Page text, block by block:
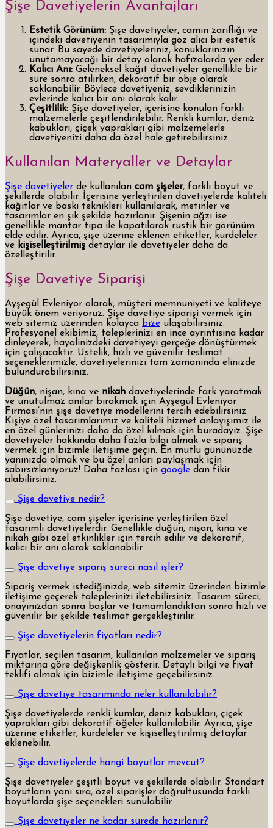
Şişe Davetiyelerin Avantajları
Estetik Görünüm: Şişe davetiyeler, camın zarifliği ve
içindeki davetiyenin tasarımıyla göz alıcı bir estetik
sunar. Bu sayede davetiyeleriniz, konuklarınızın
unutamayacağı bir detay olarak hafızalarda yer eder.
Kalıcı Anı: Geleneksel kağıt davetiyeler genellikle bir
süre sonra atılırken, dekoratif bir obje olarak
saklanabilir. Böylece davetiyeniz, sevdiklerinizin
evlerinde kalıcı bir anı olarak kalır.
Çeşitlilik: Şişe davetiyeler, içerisine konulan farklı
malzemelerle çeşitlendirilebilir. Renkli kumlar, deniz
kabukları, çiçek yaprakları gibi malzemelerle
davetiyenizi daha da özel hale getirebilirsiniz.
Kullanılan Materyaller ve Detaylar
Şişe davetiyeler de kullanılan cam şişeler, farklı boyut ve
şekillerde olabilir. İçerisine yerleştirilen davetiyelerde kaliteli
kağıtlar ve baskı teknikleri kullanılarak, metinler ve
tasarımlar en şık şekilde hazırlanır. Şişenin ağzı ise
genellikle mantar tıpa ile kapatılarak rustik bir görünüm
elde edilir. Ayrıca, şişe üzerine eklenen etiketler, kurdeleler
ve kişiselleştirilmiş detaylar ile davetiyeler daha da
özelleştirilir.
Şişe Davetiye Siparişi
Ayşegül Evleniyor olarak, müşteri memnuniyeti ve kaliteye
büyük önem veriyoruz. Şişe davetiye siparişi vermek için
web sitemiz üzerinden kolayca bize ulaşabilirsiniz.
Profesyonel ekibimiz, taleplerinizi en ince ayrıntısına kadar
dinleyerek, hayalinizdeki davetiyeyi gerçeğe dönüştürmek
için çalışacaktır. Üstelik, hızlı ve güvenilir teslimat
seçeneklerimizle, davetiyelerinizi tam zamanında elinizde
bulundurabilirsiniz.
Düğün, nişan, kına ve nikah davetiyelerinde fark yaratmak
ve unutulmaz anılar bırakmak için Ayşegül Evleniyor
Firması’nın şişe davetiye modellerini tercih edebilirsiniz.
Kişiye özel tasarımlarımız ve kaliteli hizmet anlayışımız ile
en özel günlerinizi daha da özel kılmak için buradayız. Şişe
davetiyeler hakkında daha fazla bilgi almak ve sipariş
vermek için bizimle iletişime geçin. En mutlu gününüzde
yanınızda olmak ve bu özel anları paylaşmak için
sabırsızlanıyoruz! Daha fazlası için google dan fikir
alabilirsiniz.
Şişe davetiye nedir?
Şişe davetiye, cam şişeler içerisine yerleştirilen özel
tasarımlı davetiyelerdir. Genellikle düğün, nişan, kına ve
nikah gibi özel etkinlikler için tercih edilir ve dekoratif,
kalıcı bir anı olarak saklanabilir.
Şişe davetiye sipariş süreci nasıl işler?
Sipariş vermek istediğinizde, web sitemiz üzerinden bizimle
iletişime geçerek taleplerinizi iletebilirsiniz. Tasarım süreci,
onayınızdan sonra başlar ve tamamlandıktan sonra hızlı ve
güvenilir bir şekilde teslimat gerçekleştirilir.
Şişe davetiyelerin fiyatları nedir?
Fiyatlar, seçilen tasarım, kullanılan malzemeler ve sipariş
miktarına göre değişkenlik gösterir. Detaylı bilgi ve fiyat
teklifi almak için bizimle iletişime geçebilirsiniz.
Şişe davetiye tasarımında neler kullanılabilir?
Şişe davetiyelerde renkli kumlar, deniz kabukları, çiçek
yaprakları gibi dekoratif öğeler kullanılabilir. Ayrıca, şişe
üzerine etiketler, kurdeleler ve kişiselleştirilmiş detaylar
eklenebilir.
Şişe davetiyelerde hangi boyutlar mevcut?
Şişe davetiyeler çeşitli boyut ve şekillerde olabilir. Standart
boyutların yanı sıra, özel siparişler doğrultusunda farklı
boyutlarda şişe seçenekleri sunulabilir.
Şişe davetiyeler ne kadar sürede hazırlanır?